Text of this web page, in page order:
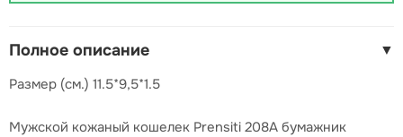
Полное описание ▼
Размер (см.) 11.5*9,5*1.5
Мужской кожаный кошелек Prensiti 208A бумажник